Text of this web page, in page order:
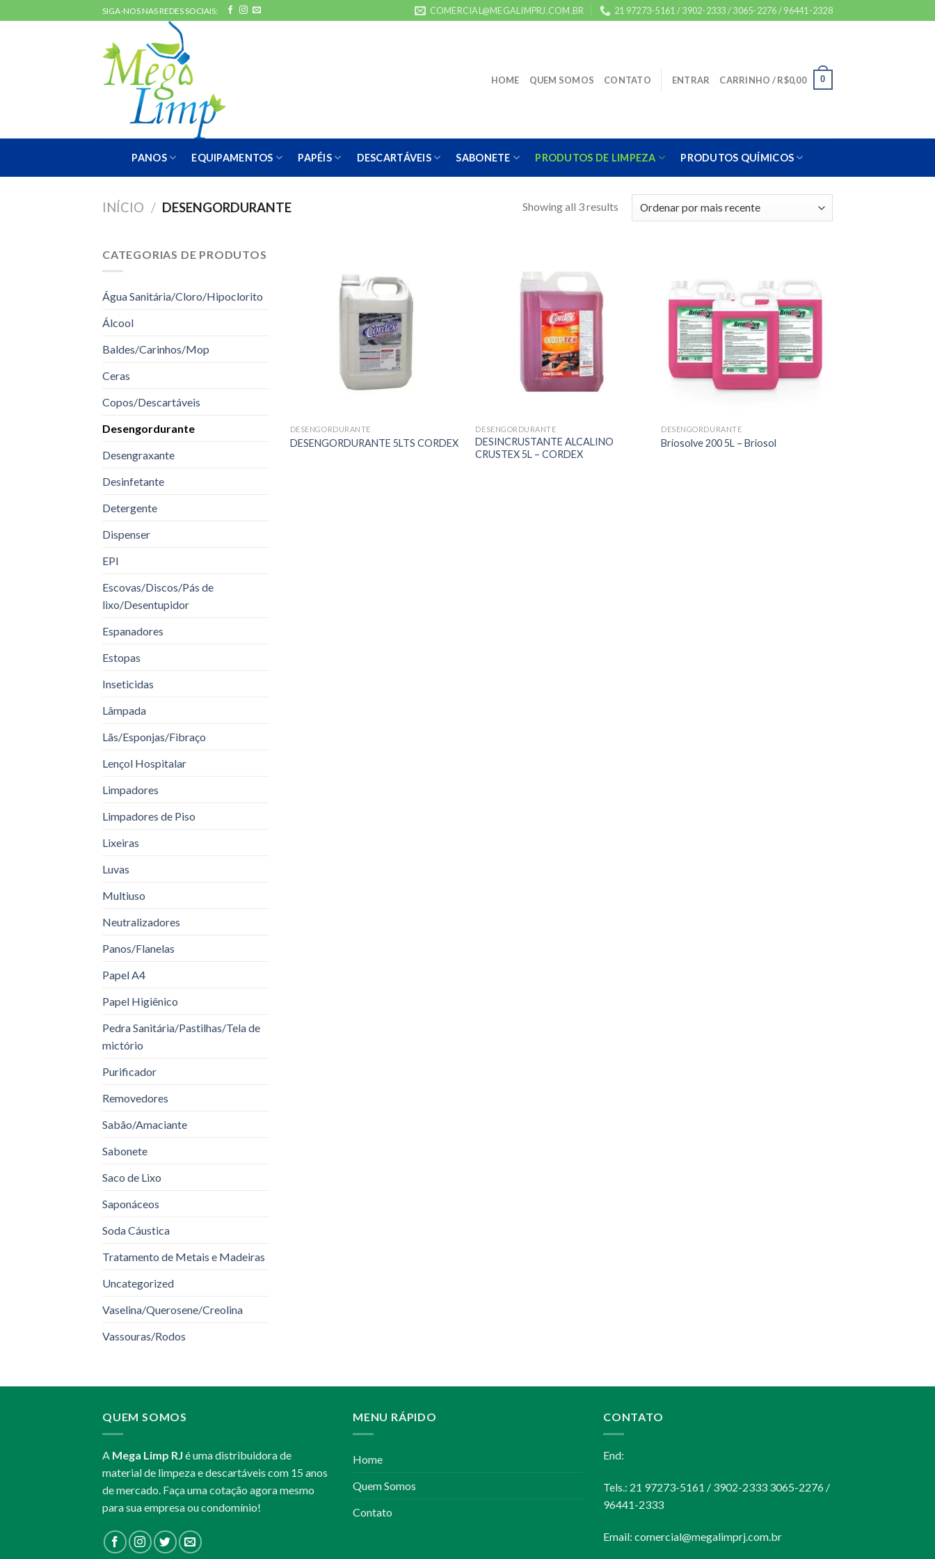
to
SIGA-NOS NAS REDES SOCIAIS: COMERCIAL@MEGALIMPRJ.COM.BR 21 97273-5161 / 3902-2333 / 3065-2276 / 96441-2328
HOME QUEM SOMOS CONTATO ENTRAR CARRINHO /R$0,00 0
PANOS EQUIPAMENTOS PAPÉIS DESCARTÁVEIS SABONETE PRODUTOS DE LIMPEZA PRODUTOS QUÍMICOS
INÍCIO / DESENGORDURANTE Showing all 3 results
CATEGORIAS DE PRODUTOS
Água Sanitária/Cloro/Hipoclorito
Álcool
Baldes/Carinhos/Mop
Ceras
Copos/Descartáveis
Desengordurante
Desengraxante
Desinfetante
Detergente
Dispenser
EPI
Escovas/Discos/Pás de
lixo/Desentupidor
Espanadores
Estopas
Inseticidas
Lâmpada
Lãs/Esponjas/Fibraço
Lençol Hospitalar
Limpadores
Limpadores de Piso
Lixeiras
Luvas
Multiuso
Neutralizadores
Panos/Flanelas
Papel A4
Papel Higiênico
Pedra Sanitária/Pastilhas/Tela de
mictório
Purificador
Removedores
Sabão/Amaciante
Sabonete
Saco de Lixo
Saponáceos
Soda Cáustica
Tratamento de Metais e Madeiras
Uncategorized
Vaselina/Querosene/Creolina
Vassouras/Rodos
DESENGORDURANTE
DESENGORDURANTE 5LTS CORDEX
DESENGORDURANTE
DESINCRUSTANTE ALCALINO
CRUSTEX 5L – CORDEX
DESENGORDURANTE
Briosolve 200 5L – Briosol
QUEM SOMOS
A Mega Limp RJ é uma distribuidora de
material de limpeza e descartáveis com 15 anos
de mercado. Faça uma cotação agora mesmo
para sua empresa ou condomínio!
MENU RÁPIDO
Home
Quem Somos
Contato
CONTATO
End:
Tels.: 21 97273-5161 / 3902-2333 3065-2276 /
96441-2333
Email: comercial@megalimprj.com.br